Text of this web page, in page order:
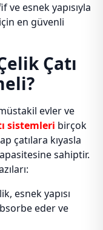
esnek yapısıyla
en güvenli
Çatı
evler ve
sistemleri birçok
çatılara kıyasla
sahiptir.
esnek yapısı
eder ve